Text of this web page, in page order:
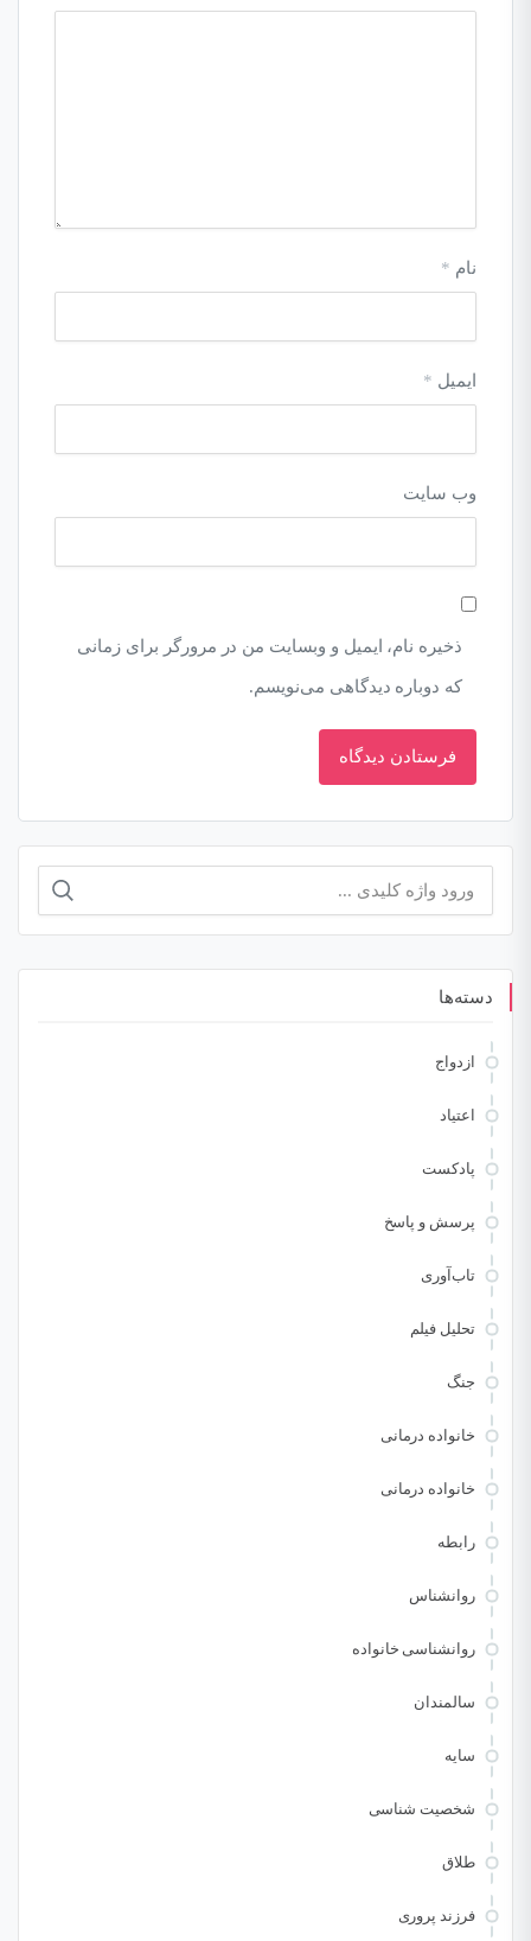
نام *
ایمیل *
وب‌ سایت
ذخیره نام، ایمیل و وبسایت من در مرورگر برای زمانی
که دوباره دیدگاهی می‌نویسم.
جستجو
دسته‌ها
ازدواج
اعتیاد
پادکست
پرسش و پاسخ
تاب‌آوری
تحلیل فیلم
جنگ
خانواده درمانی
خانواده درمانی
رابطه
روانشناس
روانشناسی خانواده
سالمندان
سایه
شخصیت شناسی
طلاق
فرزند پروری